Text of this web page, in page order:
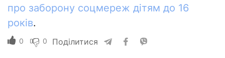
про заборону соцмереж дітям до 16
років.
0 0 Поділитися